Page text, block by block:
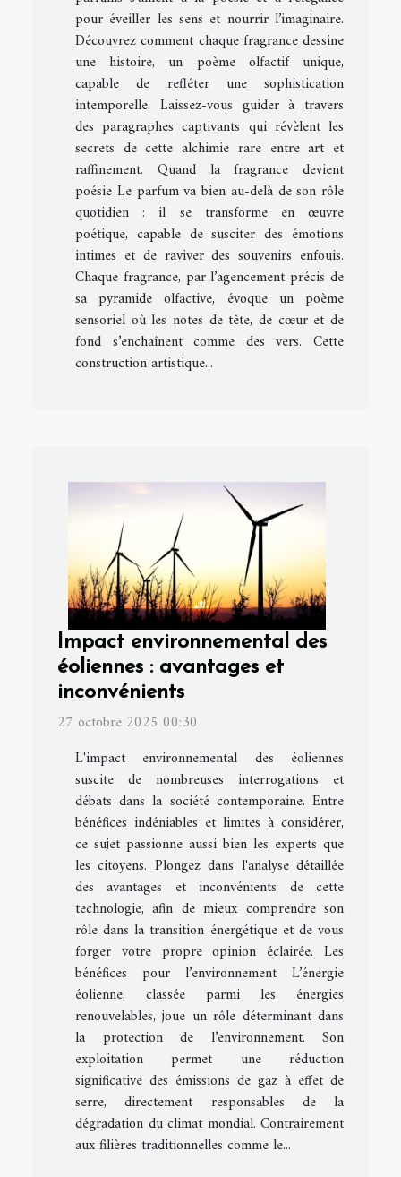
pour éveiller les sens et nourrir l’imaginaire.
Découvrez comment chaque fragrance dessine
une histoire, un poème olfactif unique,
capable de refléter une sophistication
intemporelle. Laissez-vous guider à travers
des paragraphes captivants qui révèlent les
secrets de cette alchimie rare entre art et
raffinement. Quand la fragrance devient
poésie Le parfum va bien au-delà de son rôle
quotidien : il se transforme en œuvre
poétique, capable de susciter des émotions
intimes et de raviver des souvenirs enfouis.
Chaque fragrance, par l’agencement précis de
sa pyramide olfactive, évoque un poème
sensoriel où les notes de tête, de cœur et de
fond s’enchaînent comme des vers. Cette
construction artistique...
Impact environnemental des
éoliennes : avantages et
inconvénients
27 octobre 2025 00:30
L'impact environnemental des éoliennes
suscite de nombreuses interrogations et
débats dans la société contemporaine. Entre
bénéfices indéniables et limites à considérer,
ce sujet passionne aussi bien les experts que
les citoyens. Plongez dans l'analyse détaillée
des avantages et inconvénients de cette
technologie, afin de mieux comprendre son
rôle dans la transition énergétique et de vous
forger votre propre opinion éclairée. Les
bénéfices pour l’environnement L’énergie
éolienne, classée parmi les énergies
renouvelables, joue un rôle déterminant dans
la protection de l’environnement. Son
exploitation permet une réduction
significative des émissions de gaz à effet de
serre, directement responsables de la
dégradation du climat mondial. Contrairement
aux filières traditionnelles comme le...